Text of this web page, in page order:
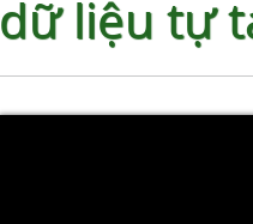
dữ liệu tự